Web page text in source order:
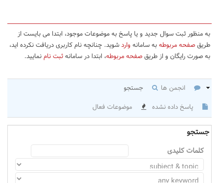
به منظور ثبت سوال جدید و یا پاسخ به موضوعات موجود، ابتدا می بایست از
طریقصفحه مربوطهبه سامانه واردشوید. چنانچه نام کاربری دریافت نکرده اید،
به صورت رایگان و از طریقصفحه مربوطه، ابتدا در سامانهثبت نامنمایید.
انجمن ها
جستجو
پاسخ داده نشده
موضوعات فعال
جستجو
کلمات کلیدی